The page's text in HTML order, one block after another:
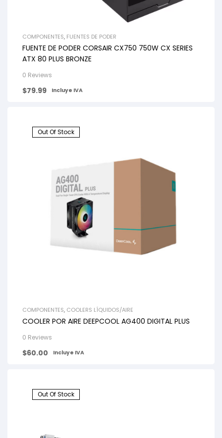
COMPONENTES, FUENTES DE PODER
FUENTE DE PODER CORSAIR CX750 750W CX SERIES
ATX 80 PLUS BRONZE
0 Reviews
$79.99 Incluye IVA
Out Of Stock
COMPONENTES, COOLERS LÍQUIDOS/AIRE
COOLER POR AIRE DEEPCOOL AG400 DIGITAL PLUS
0 Reviews
$60.00 Incluye IVA
Out Of Stock